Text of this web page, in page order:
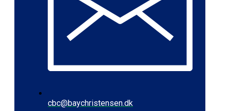
cbc@baychristensen.dk